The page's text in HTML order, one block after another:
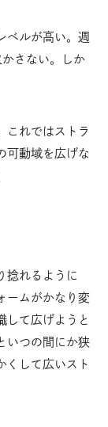
ベルが高い。週
さない。しか
これではストラ
可動域を広げな
捻れるように
ームがかなり変
して広げようと
いつの間にか狭
くして広いスト